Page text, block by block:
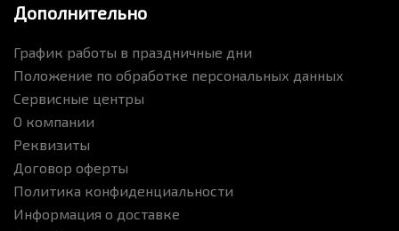
Дополнительно
График работы в праздничные дни
Положение по обработке персональных данных
Сервисные центры
О компании
Реквизиты
Договор оферты
Политика конфиденциальности
Информация о доставке